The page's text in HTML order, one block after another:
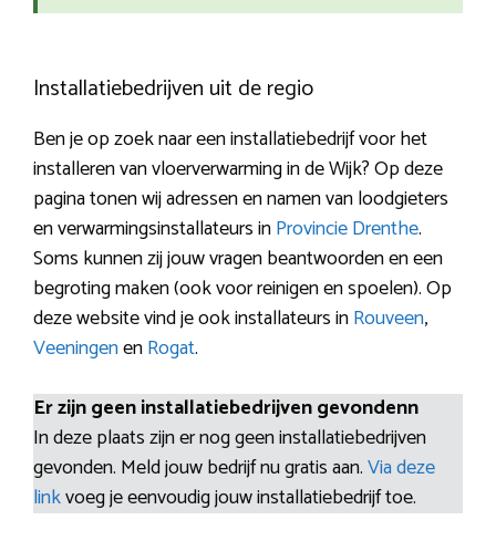
Installatiebedrijven uit de regio
Ben je op zoek naar een installatiebedrijf voor het
installeren van vloerverwarming in de Wijk? Op deze
pagina tonen wij adressen en namen van loodgieters
en verwarmingsinstallateurs inProvincie Drenthe.
Soms kunnen zij jouw vragen beantwoorden en een
begroting maken (ook voor reinigen en spoelen). Op
deze website vind je ook installateurs inRouveen,
VeeningenenRogat.
Er zijn geen installatiebedrijven gevondenn
In deze plaats zijn er nog geen installatiebedrijven
gevonden. Meld jouw bedrijf nu gratis aan.Via deze
linkvoeg je eenvoudig jouw installatiebedrijf toe.